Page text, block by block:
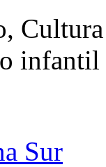
infantil
Sur